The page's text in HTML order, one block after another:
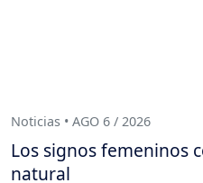
Noticias • AGO 6 / 2026
Los signos femeninos
natural